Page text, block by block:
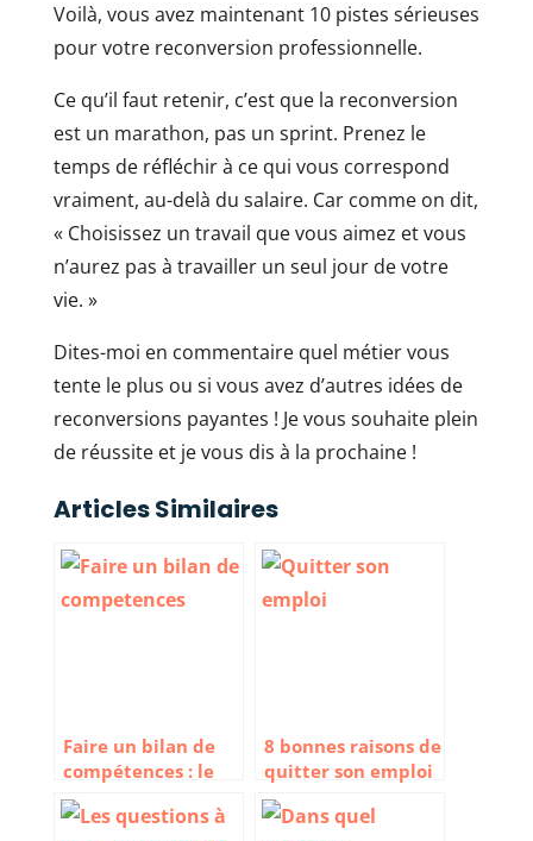
Voilà, vous avez maintenant 10 pistes sérieuses
pour votre reconversion professionnelle.
Ce qu’il faut retenir, c’est que la reconversion
est un marathon, pas un sprint. Prenez le
temps de réfléchir à ce qui vous correspond
vraiment, au-delà du salaire. Car comme on dit,
« Choisissez un travail que vous aimez et vous
n’aurez pas à travailler un seul jour de votre
vie. »
Dites-moi en commentaire quel métier vous
tente le plus ou si vous avez d’autres idées de
reconversions payantes ! Je vous souhaite plein
de réussite et je vous dis à la prochaine !
Articles Similaires
Faire un bilan de
compétences : le
guide complet
8 bonnes raisons de
quitter son emploi